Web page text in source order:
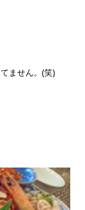
ません。(笑)